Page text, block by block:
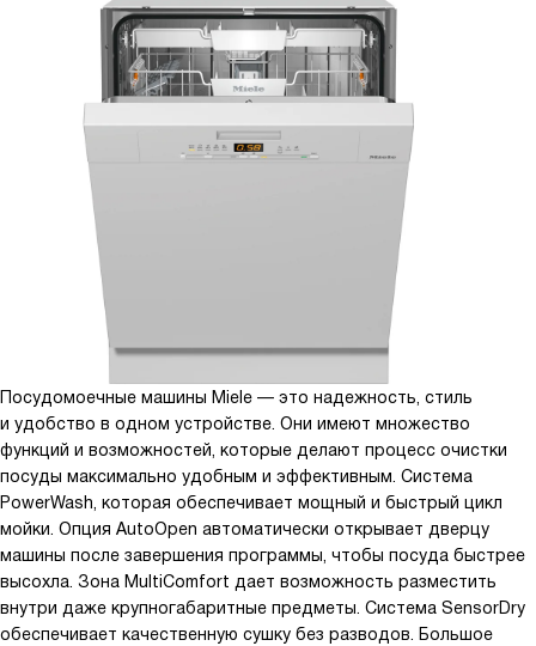
Посудомоечные машины Miele — это надежность, стиль
и удобство в одном устройстве. Они имеют множество
функций и возможностей, которые делают процесс очистки
посуды максимально удобным и эффективным. Система
PowerWash, которая обеспечивает мощный и быстрый цикл
мойки. Опция AutoOpen автоматически открывает дверцу
машины после завершения программы, чтобы посуда быстрее
высохла. Зона MultiComfort дает возможность разместить
внутри даже крупногабаритные предметы. Система SensorDry
обеспечивает качественную сушку без разводов. Большое